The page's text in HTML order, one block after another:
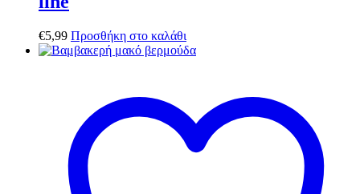
€5,99 Προσθήκη στο καλάθι